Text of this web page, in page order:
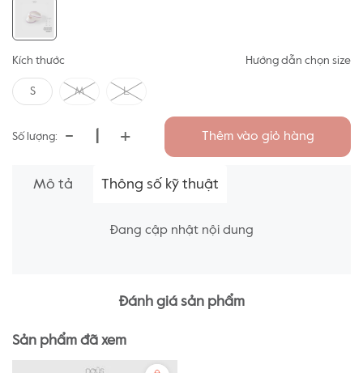
Kích thước Hướng dẫn chọn size
S M L
Số lượng: - + Thêm vào giỏ hàng
Mô tả Thông số kỹ thuật
Đang cập nhật nội dung
Đánh giá sản phẩm
Sản phẩm đã xem